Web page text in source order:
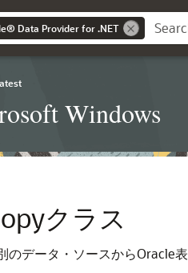
Data Provider for .NET
Windows
クラス
のデータ・ソースからOracle